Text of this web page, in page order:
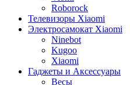
Roborock
Телевизоры Xiaomi
Электросамокат Xiaomi
Ninebot
Kugoo
Xiaomi
Гаджеты и Аксессуары
Весы